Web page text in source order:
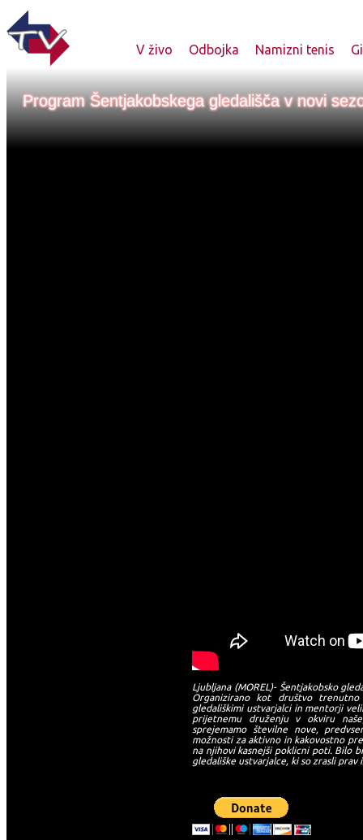
V živo Odbojka Namizni tenis
Program Šentjakobskega gledališča v novi
Ljubljana (MOREL)- Šentjakobsko
Organizirano kot društvo
gledališkimi ustvarjalci in mentorji
prijetnemu druženju v okviru
sprejemamo številne nove,
možnosti za aktivno in kakovostno
na njihovi kasnejši poklicni poti. Bilo
gledališke ustvarjalce, ki so zrasli